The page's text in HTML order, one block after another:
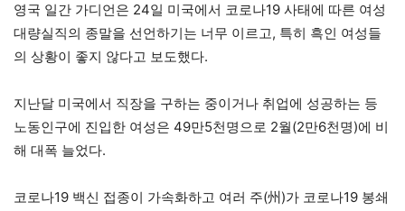
영국 일간 가디언은 24일 미국에서 코로나19 사태에 따른 여성
대량실직의 종말을 선언하기는 너무 이르고, 특히 흑인 여성들
의 상황이 좋지 않다고 보도했다.
지난달 미국에서 직장을 구하는 중이거나 취업에 성공하는 등
노동인구에 진입한 여성은 49만5천명으로 2월(2만6천명)에 비
해 대폭 늘었다.
코로나19 백신 접종이 가속화하고 여러 주(州)가 코로나19 봉쇄